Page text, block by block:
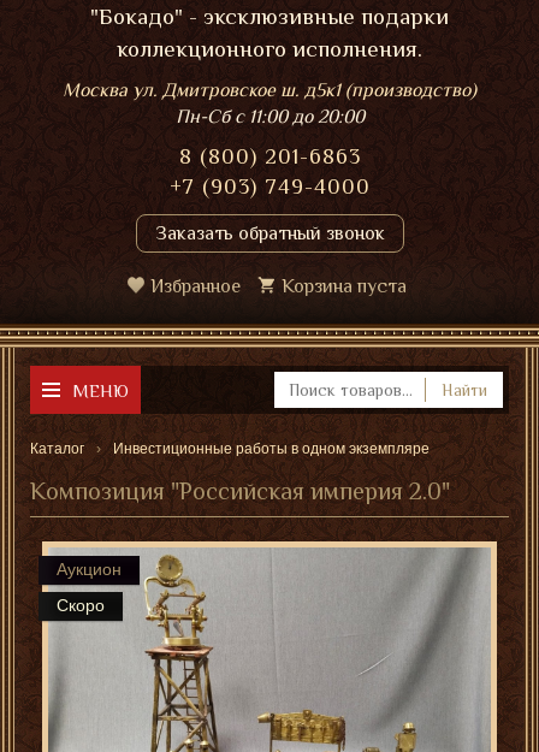
"Бокадо" - эксклюзивные подарки
коллекционного исполнения.
Москва ул. Дмитровское ш. д5к1 (производство)
Пн-Сбс 11:00 до 20:00
8 (800) 201-6863
+7 (903) 749-4000
Заказать обратный звонок
Избранное Корзина пуста
МЕНЮ Найти
Каталог Инвестиционные работы в одном экземпляре
Композиция "Российская империя 2.0"
Аукцион
Скоро